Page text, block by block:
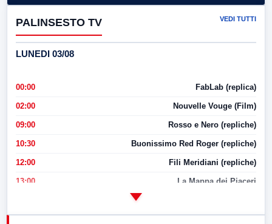
PALINSESTO TV VEDI TUTTI
LUNEDI 03/08
00:00 FabLab (replica)
02:00 Nouvelle Vouge (Film)
09:00 Rosso e Nero (repliche)
10:30 Buonissimo Red Roger (repliche)
12:00 Fili Meridiani (repliche)
13:00 La Mappa dei Piaceri